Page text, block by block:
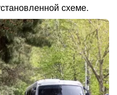
схеме.